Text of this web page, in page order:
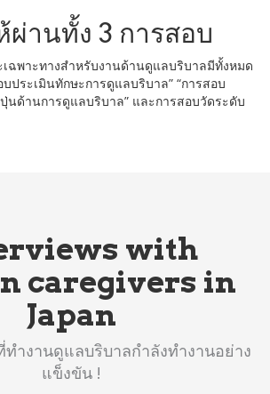
ผ่านทั้ง 3 การสอบ
เฉพาะทางสำหรับงานด้านดูแลบริบาลมีทั้งหมด
ประเมินทักษะการดูแลบริบาล” “การสอบ
นด้านการดูแลบริบาล” และการสอบวัดระดับ
with
caregivers in
Japan
ำงานดูแลบริบาลกำลังทำงานอย่าง
แข็งขัน !